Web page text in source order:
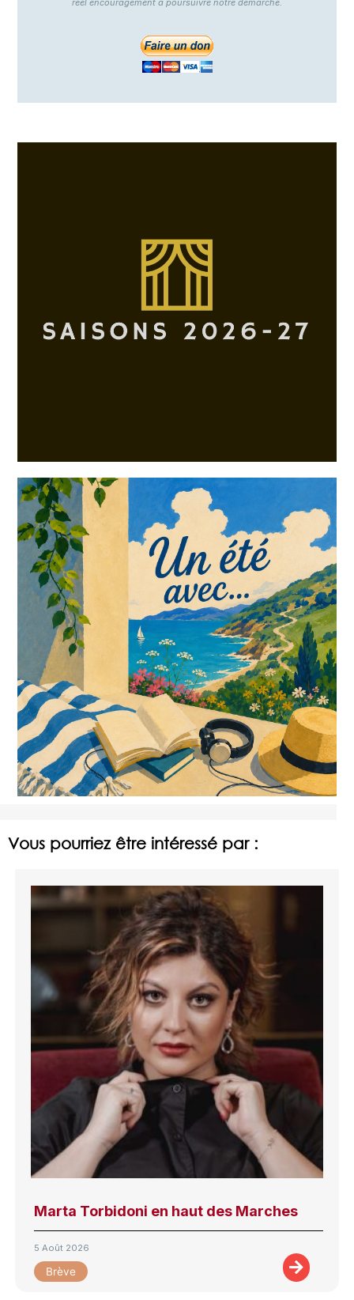
réel encouragement à poursuivre notre démarche.
Vous pourriez être intéressé par :
Marta Torbidoni en haut des Marches
5 Août 2026
Brève